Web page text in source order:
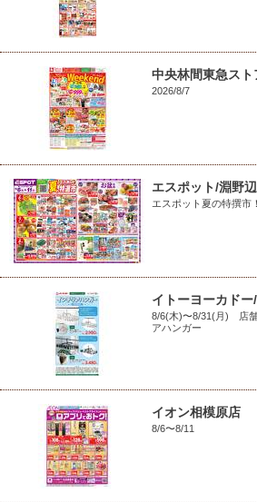
中央林間東急スト
2026/8/7
エスポット/淵野
エスポット夏の特撰市
イトーヨーカドー
8/6(木)〜8/31(月) 店
アハンガー
イオン相模原店
8/6〜8/11